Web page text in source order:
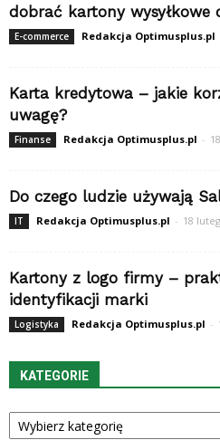
dobrać kartony wysyłkowe
E-commerce Redakcja Optimusplus.pl
Karta kredytowa – jakie
uwagę?
Finanse Redakcja Optimusplus.pl -
Do czego ludzie używają
IT Redakcja Optimusplus.pl - 18
Kartony z logo firmy –
identyfikacji marki
Logistyka Redakcja Optimusplus.pl -
KATEGORIE
Kategorie